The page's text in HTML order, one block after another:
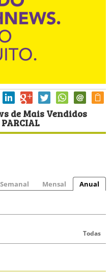
de Mais Vendidos
Semanal Mensal Anual
Todas